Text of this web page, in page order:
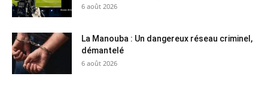
6 août 2026
La Manouba : Un dangereux réseau criminel,
démantelé
6 août 2026